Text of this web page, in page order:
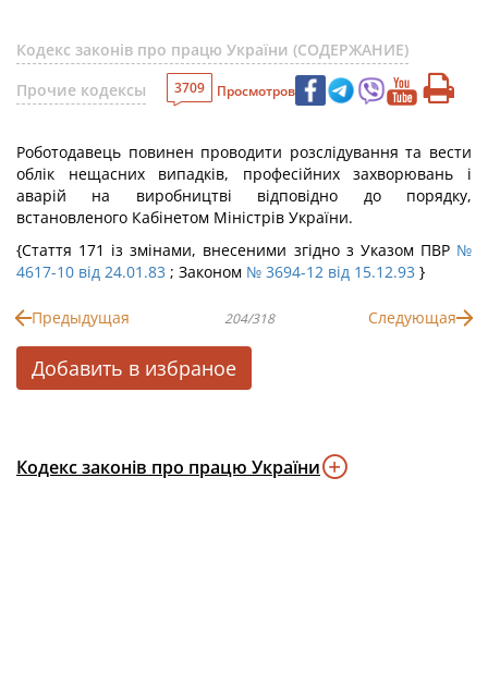
Кодекс законів про працю України (СОДЕРЖАНИЕ)
Прочие кодексы
3709 Просмотров
Роботодавець повинен проводити розслідування та вести
облік нещасних випадків, професійних захворювань і
аварій на виробництві відповідно до порядку,
встановленого Кабінетом Міністрів України.
{Стаття 171 із змінами, внесеними згідно з Указом ПВР №
4617-10 від 24.01.83 ; Законом № 3694-12 від 15.12.93 }
Предыдущая 204/318 Следующая
Добавить в избраное
Кодекс законів про працю України